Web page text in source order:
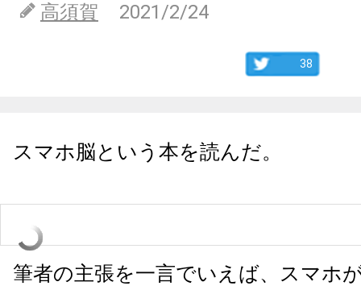
高須賀
2021/2/24
38
スマホ脳という本を読んだ。
筆者の主張を一言でいえば、スマホ